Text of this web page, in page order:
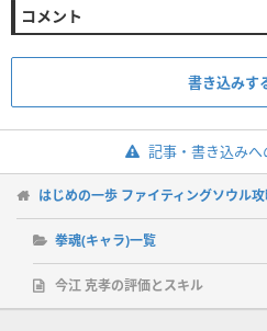
コメント
書き込みす
記事・書き込み
はじめの一歩 ファイティングソウル
拳魂(キャラ)一覧
今江 克孝の評価とスキル